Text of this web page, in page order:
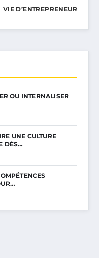
VIE D’ENTREPRENEUR
OU INTERNALISER
UNE CULTURE
DÈS…